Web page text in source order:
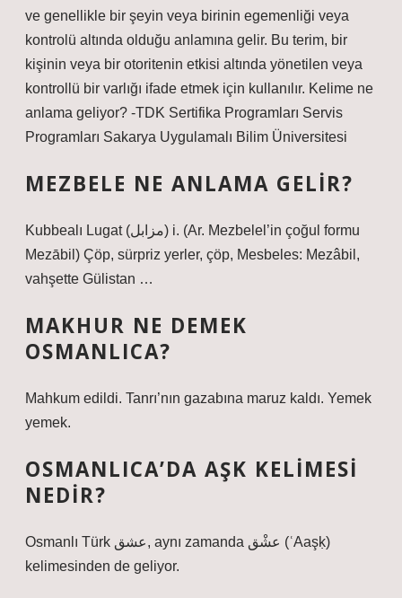
ve genellikle bir şeyin veya birinin egemenliği veya
kontrolü altında olduğu anlamına gelir. Bu terim, bir
kişinin veya bir otoritenin etkisi altında yönetilen veya
kontrollü bir varlığı ifade etmek için kullanılır. Kelime ne
anlama geliyor? -TDK Sertifika Programları Servis
Programları Sakarya Uygulamalı Bilim Üniversitesi
MEZBELE NE ANLAMA GELIR?
Kubbealı Lugat (ﻣﺰﺍﺑﻞ) i. (Ar. Mezbelel’in çoğul formu
Mezābil) Çöp, sürpriz yerler, çöp, Mesbeles: Mezâbil,
vahşette Gülistan …
MAKHUR NE DEMEK
OSMANLICA?
Mahkum edildi. Tanrı’nın gazabına maruz kaldı. Yemek
yemek.
OSMANLICA’DA AŞK KELIMESI
NEDIR?
Osmanlı Türk عشق, aynı zamanda عشْق (ʿAaşḳ)
kelimesinden de geliyor.